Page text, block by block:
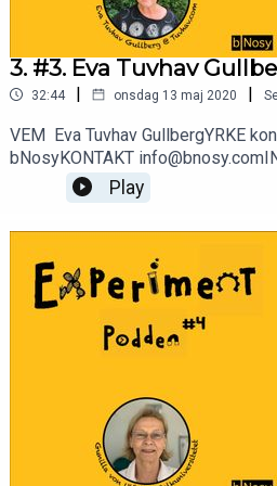
3. #3. Eva Tuvhav
32:44 | onsdag 13 maj 2020 |
VEM Eva Tuvhav GullbergYRKE
bNosyKONTAKT
https://youtu.be/1DQWJggeLqE
(Evas hemsida)Simone Giertz
Play